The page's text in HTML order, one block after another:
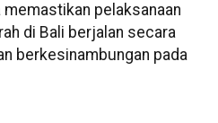
memastikan pelaksanaan
di Bali berjalan secara
berkesinambungan pada